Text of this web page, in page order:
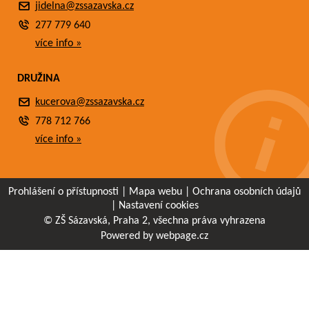
jidelna@zssazavska.cz
277 779 640
více info »
DRUŽINA
kucerova@zssazavska.cz
778 712 766
více info »
Prohlášení o přístupnosti Mapa webu
Ochrana osobních údajů
Nastavení cookies
© ZŠ Sázavská, Praha 2, všechna práva vyhrazena
Powered by webpage.cz